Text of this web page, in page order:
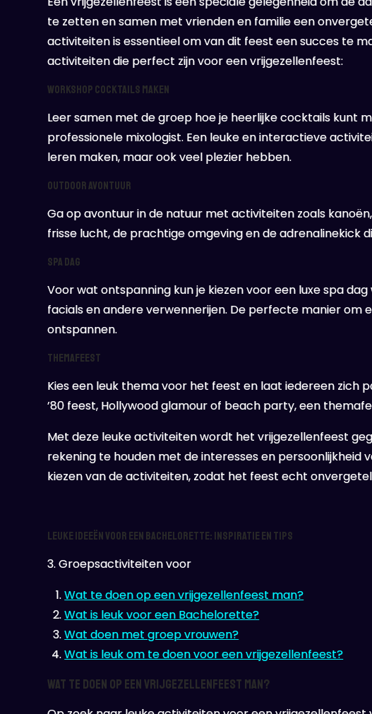
te zetten en samen met vrienden en familie een
activiteiten is essentieel om van dit feest een succes te
activiteiten die perfect zijn voor een vrijgezellenfeest:
Workshop Cocktails Maken
Leer samen met de groep hoe je heerlijke cocktails kunt
professionele mixologist. Een leuke en interactieve
leren maken, maar ook veel plezier hebben.
Outdoor Avontuur
Ga op avontuur in de natuur met activiteiten zoals
frisse lucht, de prachtige omgeving en de adrenalinekick
Spa Dag
Voor wat ontspanning kun je kiezen voor een luxe spa
facials en andere verwennerijen. De perfecte manier om
ontspannen.
Themafeest
Kies een leuk thema voor het feest en laat iedereen zich
’80 feest, Hollywood glamour of beach party, een
Met deze leuke activiteiten wordt het vrijgezellenfeest
rekening te houden met de interesses en persoonlijkheid
kiezen van de activiteiten, zodat het feest echt
Leuke Ideeën voor een Bachelorette: Inspiratie en Tips
3. Groepsactiviteiten voor
Wat te doen op een vrijgezellenfeest man?
Wat is leuk voor een Bachelorette?
Wat doen met groep vrouwen?
Wat is leuk om te doen voor een vrijgezellenfeest?
Wat te doen op een vrijgezellenfeest man?